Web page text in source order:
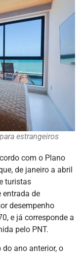
estrangeiros
com o Plano
de janeiro a abril
turistas
entrada de
desempenho
e já corresponde a
pelo PNT.
ano anterior, o